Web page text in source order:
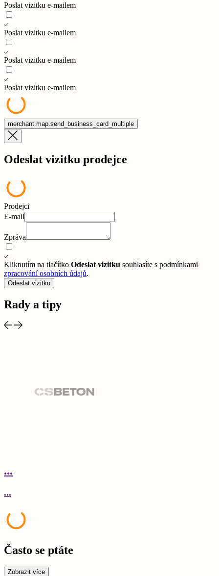
Poslat vizitku e-mailem
Poslat vizitku e-mailem
Poslat vizitku e-mailem
Poslat vizitku e-mailem
merchant.map.send_business_card_multiple
Odeslat vizitku prodejce
Prodejci
E-mail
Zpráva
Kliknutím na tlačítko Odeslat vizitku souhlasíte s podmínkami
zpracování osobních údajů.
Odeslat vizitku
Rady a tipy
...
...
Často se ptáte
Zobrazit více